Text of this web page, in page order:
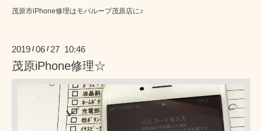
茂原市iPhone修理はモバループ茂原店に♪
2019 /06 / 27 10:46
茂原iPhone修理☆